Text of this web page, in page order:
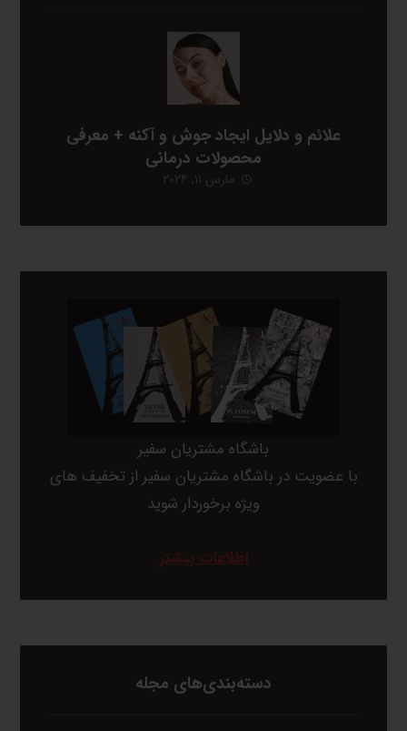
علائم و دلایل ایجاد جوش و آکنه + معرفی
محصولات درمانی
مارس ۱۱, ۲۰۲۴
باشگاه مشتریان سفیر
با عضویت در باشگاه مشتریان سفیر از تخفیف های
ویژه برخوردار شوید
اطلاعات بیشتر
دسته‌بندی‌های مجله